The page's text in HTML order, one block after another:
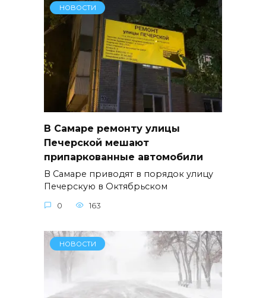
НОВОСТИ
В Самаре ремонту улицы
Печерской мешают
припаркованные автомобили
В Самаре приводят в порядок улицу
Печерскую в Октябрьском
0 163
НОВОСТИ